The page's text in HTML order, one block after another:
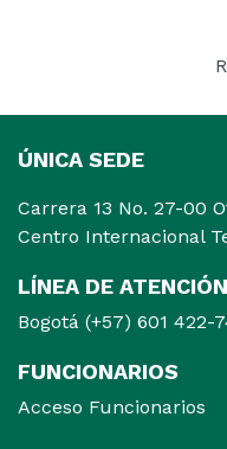
ÚNICA SEDE
Carrera 13 No. 27-00
Centro Internacional
LÍNEA DE
Bogotá (+57) 601 422-
FUNCIONARIOS
Acceso Funcionarios